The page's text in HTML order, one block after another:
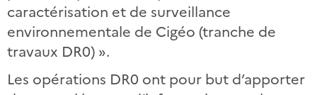
caractérisation et de surveillance
environnementale de Cigéo (tranche de
travaux DR0) ».
Les opérations DR0 ont pour but d’apporter